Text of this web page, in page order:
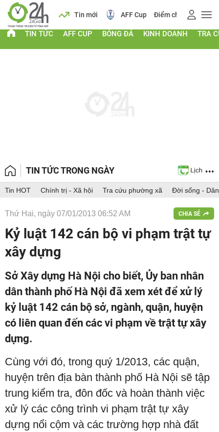
Lịch Tin mới AFF Cup Điểm chuẩn 2026
TIN TỨC AFF CUP BÓNG ĐÁ KINH DOANH TRA
TIN TỨC TRONG NGÀY
Tin HOT Chính trị - Xã hội Tra cứu phường xã Đời sống -
Thứ Hai, ngày 07/01/2013 06:52 AM CHIA SẺ
Kỷ luật 142 cán bộ vi phạm trật tự
xây dựng
Sở Xây dựng Hà Nội cho biết, Ủy ban nhân
dân thành phố Hà Nội đã xem xét để xử lý
kỷ luật 142 cán bộ sở, ngành, quận, huyện
có liên quan đến các vi phạm về trật tự xây
dựng.
Cùng với đó, trong quý 1/2013, các quận,
huyện trên địa bàn thành phố Hà Nội sẽ tập
trung kiểm tra, đôn đốc và hoàn thành việc
xử lý các công trình vi phạm trật tự xây
dựng nổi cộm và các trường hợp nhà đất